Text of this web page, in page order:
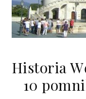
Historia
10